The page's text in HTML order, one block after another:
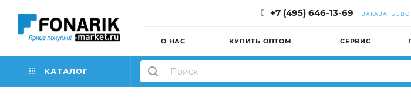
+7 (495) 646-13-69 ЗАКАЗАТЬ
О НАС КУПИТЬ ОПТОМ СЕРВИС
КАТАЛОГ